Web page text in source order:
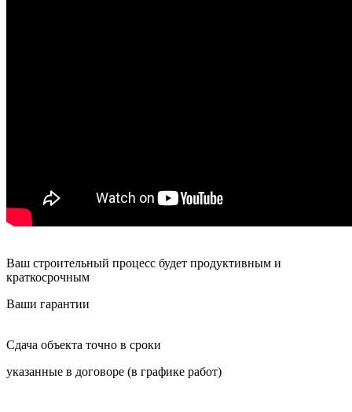
Ваш строительный процесс будет продуктивным и
краткосрочным
Ваши гарантии
Сдача объекта точно в сроки
указанные в договоре (в графике работ)